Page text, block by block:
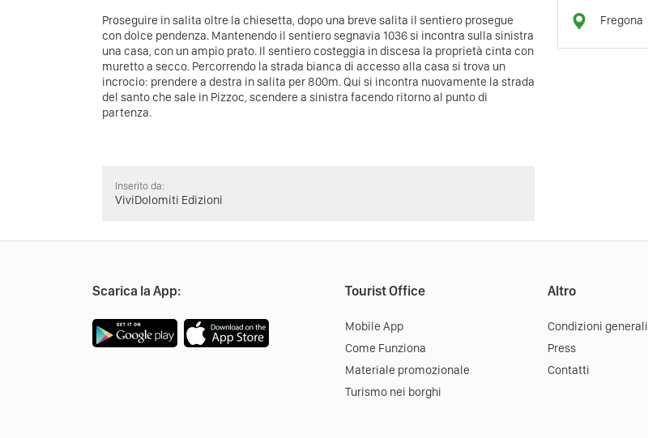
Proseguire in salita oltre la chiesetta, dopo una breve salita il sentiero prosegue
con dolce pendenza. Mantenendo il sentiero segnavia 1036 si incontra sulla sinistra
una casa, con un ampio prato. Il sentiero costeggia in discesa la proprietà cinta con
muretto a secco. Percorrendo la strada bianca di accesso alla casa si trova un
incrocio: prendere a destra in salita per 800m. Qui si incontra nuovamente la strada
del santo che sale in Pizzoc, scendere a sinistra facendo ritorno al punto di
partenza.
Inserito da:
ViviDolomiti Edizioni
Fregona
Scarica la App: Tourist Office
Mobile App
Come Funziona
Materiale promozionale
Turismo nei borghi
Altro
Condizioni generali
Press
Contatti